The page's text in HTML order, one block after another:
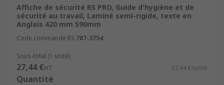
Affiche de sécurité RS PRO, Guide d'hygiène et de
sécurité au travail, Laminé semi-rigide, texte en
Anglais 420 mm 590mm
Code commande RS 787-3754
Sous-total (1 unité)
27,44 €HT 27,44 €/unité
Quantité